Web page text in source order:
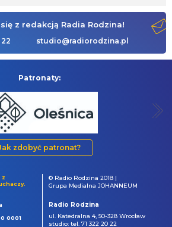
z redakcją Radia Rodzina!
studio@radiorodzina.pl
Patronaty:
zdobyć patronat?
z
0001
© Radio Rodzina 2018 |
Grupa Medialna JOHANNEUM
Radio Rodzina
ul. Katedralna 4, 50-328 Wrocław
studio: tel. 71 322 20 22